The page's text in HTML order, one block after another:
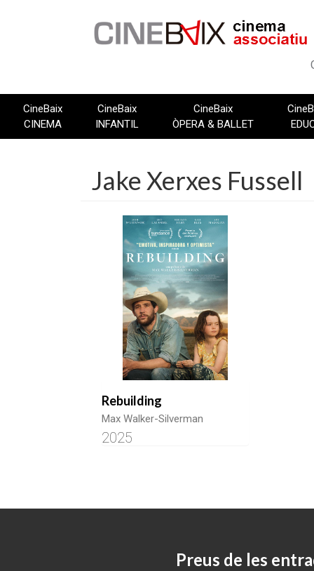
CineBaix
CINEMA
CineBaix
INFANTIL
CineBaix
ÒPERA & BALLET
Jake Xerxes Fussell
Rebuilding
Max Walker-Silverman
2025
Preus de les